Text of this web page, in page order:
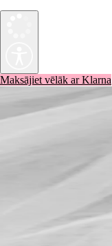
Maksājiet vēlāk ar Klarna